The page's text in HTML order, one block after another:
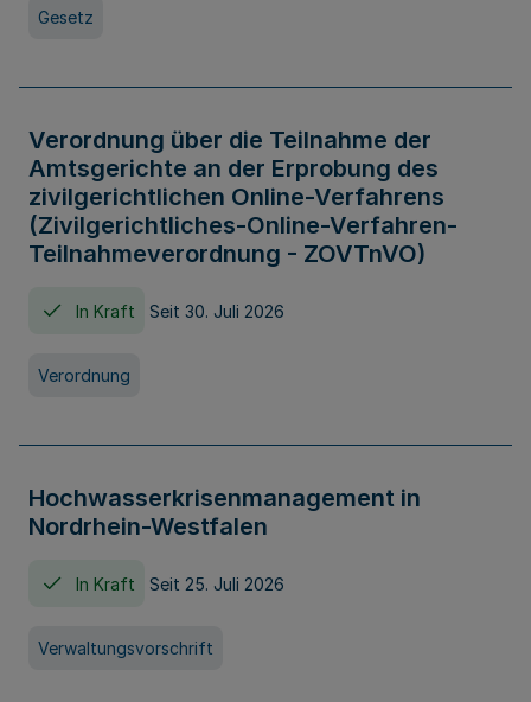
Gesetz
Verordnung über die Teilnahme der
Amtsgerichte an der Erprobung des
zivilgerichtlichen Online-Verfahrens
(Zivilgerichtliches-Online-Verfahren-
Teilnahmeverordnung - ZOVTnVO)
In Kraft Seit 30. Juli 2026
Verordnung
Hochwasserkrisenmanagement in
Nordrhein-Westfalen
In Kraft Seit 25. Juli 2026
Verwaltungsvorschrift